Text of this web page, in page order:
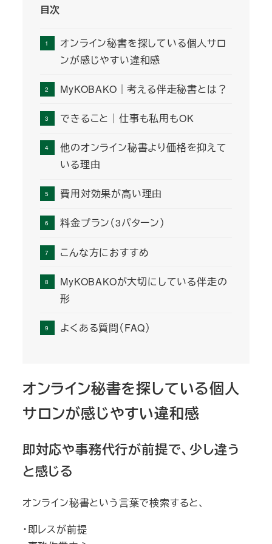
目次
オンライン秘書を探している個人サロ
ンが感じやすい違和感
MyKOBAKO｜考える伴走秘書とは？
できること｜仕事も私用もOK
他のオンライン秘書より価格を抑えて
いる理由
費用対効果が高い理由
料金プラン（3パターン）
こんな方におすすめ
MyKOBAKOが大切にしている伴走の
形
よくある質問（FAQ）
オンライン秘書を探している個人
サロンが感じやすい違和感
即対応や事務代行が前提で、少し違う
と感じる
オンライン秘書という言葉で検索すると、
・即レスが前提